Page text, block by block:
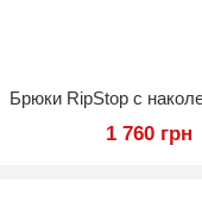
1 760 грн